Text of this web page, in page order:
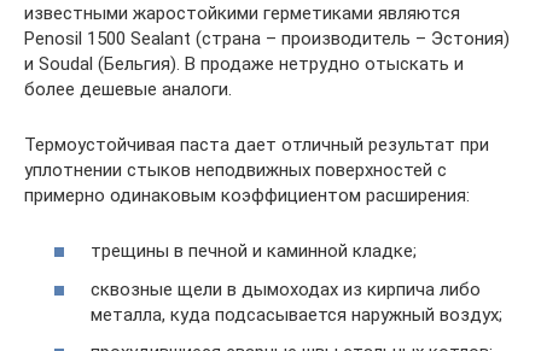
известными жаростойкими герметиками являются
Penosil 1500 Sealant (страна – производитель – Эстония)
и Soudal (Бельгия). В продаже нетрудно отыскать и
более дешевые аналоги.
Термоустойчивая паста дает отличный результат при
уплотнении стыков неподвижных поверхностей с
примерно одинаковым коэффициентом расширения:
трещины в печной и каминной кладке;
сквозные щели в дымоходах из кирпича либо
металла, куда подсасывается наружный воздух;